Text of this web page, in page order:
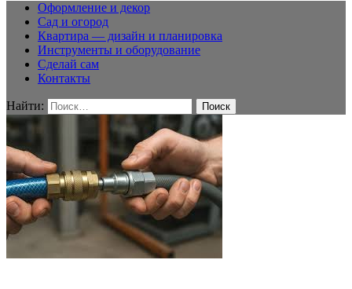
Оформление и декор
Сад и огород
Квартира — дизайн и планировка
Инструменты и оборудование
Сделай сам
Контакты
Найти: